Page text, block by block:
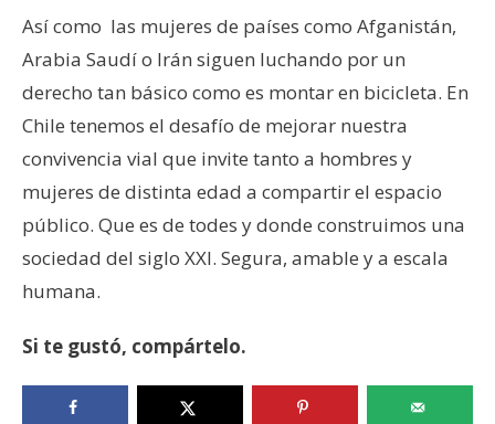
Así como las mujeres de países como Afganistán,
Arabia Saudí o Irán siguen luchando por un
derecho tan básico como es montar en bicicleta. En
Chile tenemos el desafío de mejorar nuestra
convivencia vial que invite tanto a hombres y
mujeres de distinta edad a compartir el espacio
público. Que es de todes y donde construimos una
sociedad del siglo XXI. Segura, amable y a escala
humana.
Si te gustó, compártelo.